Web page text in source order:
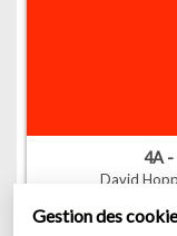
David
4A -
00:00
Gestion des